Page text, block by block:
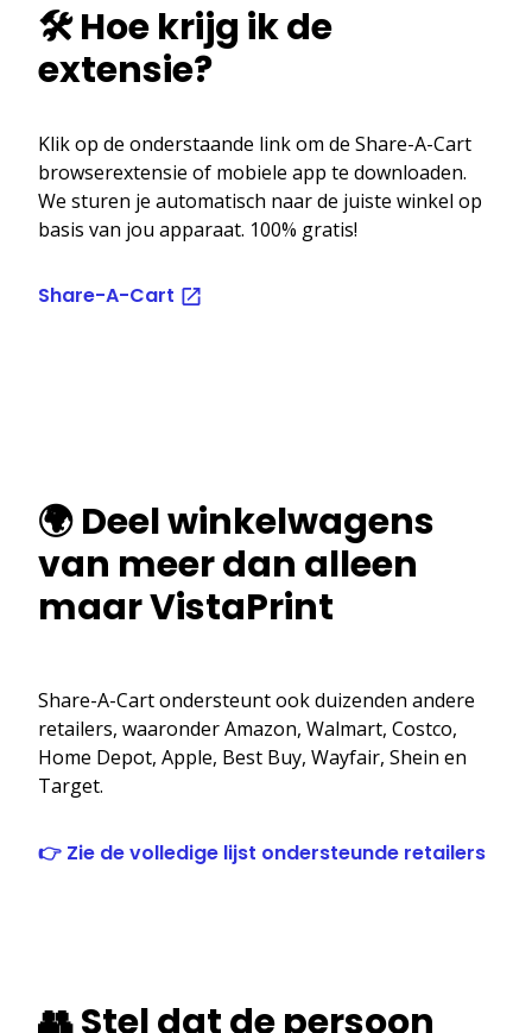
🛠️ Hoe krijg ik de
extensie?
Klik op de onderstaande link om de Share-A-Cart
browserextensie of mobiele app te downloaden.
We sturen je automatisch naar de juiste winkel op
basis van jou apparaat. 100% gratis!
Share-A-Cart
🌍 Deel winkelwagens
van meer dan alleen
maar VistaPrint
Share-A-Cart ondersteunt ook duizenden andere
retailers, waaronder Amazon, Walmart, Costco,
Home Depot, Apple, Best Buy, Wayfair, Shein en
Target.
👉 Zie de volledige lijst ondersteunde retailers
👥 Stel dat de persoon